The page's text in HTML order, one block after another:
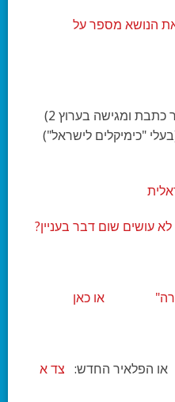
את הנושא מספר על
(לשעבר כתבת ומגישה בערוץ 2)
"כימיקלים לישראל")
עושים שום דבר בעניין?
או כאן
או הפלאיר החדש: צד א